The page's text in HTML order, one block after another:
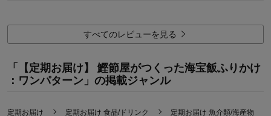
品質
5.0
容量
5.0
お気に入りポイント： 美味しい、使い勝手が良い
購入用途： ご自宅用
すべてのレビューを見る
「【定期お届け】 鰹節屋がつくった海宝飯ふりかけ
：ワンパターン」の掲載ジャンル
定期お届け 定期お届け 食品/ドリンク 定期お届け 魚介類/海産物